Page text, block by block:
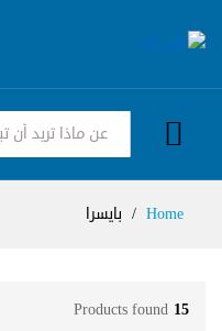
كل الفئات
Home
/ بايسرا
15
Products found